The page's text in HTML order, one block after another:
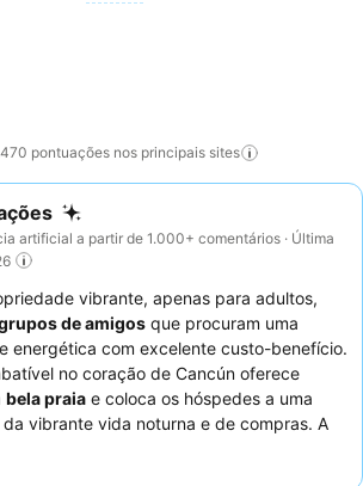
pontuações nos principais sites
artificial a partir de 1.000+ comentários · Última
vibrante, apenas para adultos,
de amigos que procuram uma
energética com excelente custo-benefício.
no coração de Cancún oferece
bela praia e coloca os hóspedes a uma
vibrante vida noturna e de compras. A